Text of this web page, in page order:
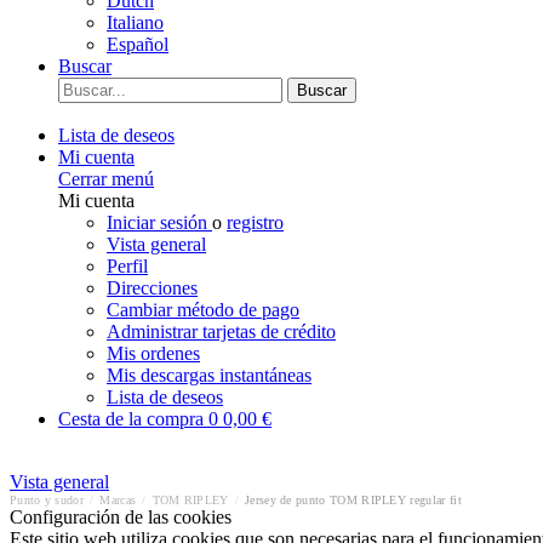
Italiano
Español
Buscar
Buscar
Lista de deseos
Mi cuenta
Cerrar menú
Mi cuenta
Iniciar sesión o registro
Vista general
Perfil
Direcciones
Cambiar método de pago
Administrar tarjetas de crédito
Mis ordenes
Mis descargas instantáneas
Lista de deseos
Cesta de la compra 0 0,00 €
Vista general
Punto y sudor Marcas TOM RIPLEY Jersey de punto TOM RIPLEY regular fit
Configuración de las cookies
Este sitio web utiliza cookies que son necesarias para el